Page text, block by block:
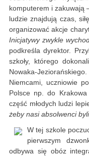
komputerem i zakuwają
ludzie znajdują czas,
organizować akcje
Inicjatywy zwykle
podkreśla dyrektor.
szkoły, którego
Nowaka-
Niemcami, uczniowie
Polsce np. do
część młodych ludzi
żeby nasi absolwenci
W tej szkole
pierwszym
odbywa się obóz